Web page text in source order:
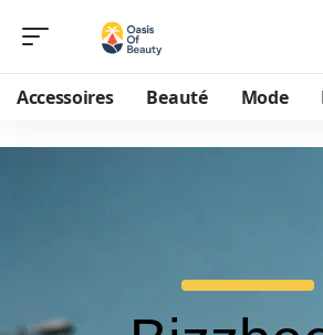
Accessoires Beauté Mode